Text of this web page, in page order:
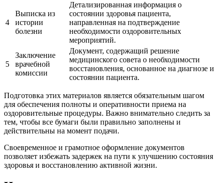
4
Выписка из
истории
болезни
Детализированная информация о
состоянии здоровья пациента,
направленная на подтверждение
необходимости оздоровительных
мероприятий.
5
Заключение
врачебной
комиссии
Документ, содержащий решение
медицинского совета о необходимости
восстановления, основанное на диагнозе и
состоянии пациента.
Подготовка этих материалов является обязательным шагом
для обеспечения полноты и оперативности приема на
оздоровительные процедуры. Важно внимательно следить за
тем, чтобы все бумаги были правильно заполнены и
действительны на момент подачи.
Своевременное и грамотное оформление документов
позволяет избежать задержек на пути к улучшению состояния
здоровья и восстановлению активной жизни.